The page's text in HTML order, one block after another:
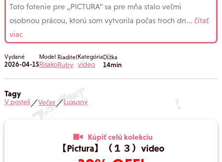
Toto fotenie pre „PICTURA“ sa pre mňa stalo veľmi
osobnou prácou, ktorú som vytvorila počas troch dn... čítať
viac
Vydané
2026-04-15
Model
Risako
Riaditeľ
Ruby
Kategória
video
Dĺžka
14min
Tagy
V posteli／Večer／Luxusný
Kúpiť celú kolekciu
【Pictura】（１３）video